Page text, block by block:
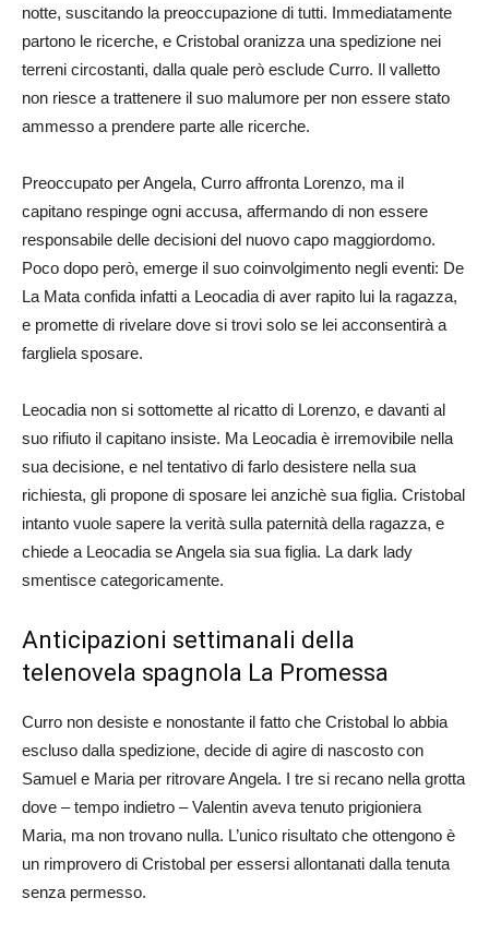
notte, suscitando la preoccupazione di tutti. Immediatamente
partono le ricerche, e Cristobal oranizza una spedizione nei
terreni circostanti, dalla quale però esclude Curro. Il valletto
non riesce a trattenere il suo malumore per non essere stato
ammesso a prendere parte alle ricerche.
Preoccupato per Angela, Curro affronta Lorenzo, ma il
capitano respinge ogni accusa, affermando di non essere
responsabile delle decisioni del nuovo capo maggiordomo.
Poco dopo però, emerge il suo coinvolgimento negli eventi: De
La Mata confida infatti a Leocadia di aver rapito lui la ragazza,
e promette di rivelare dove si trovi solo se lei acconsentirà a
fargliela sposare.
Leocadia non si sottomette al ricatto di Lorenzo, e davanti al
suo rifiuto il capitano insiste. Ma Leocadia è irremovibile nella
sua decisione, e nel tentativo di farlo desistere nella sua
richiesta, gli propone di sposare lei anzichè sua figlia. Cristobal
intanto vuole sapere la verità sulla paternità della ragazza, e
chiede a Leocadia se Angela sia sua figlia. La dark lady
smentisce categoricamente.
Anticipazioni settimanali della
telenovela spagnola La Promessa
Curro non desiste e nonostante il fatto che Cristobal lo abbia
escluso dalla spedizione, decide di agire di nascosto con
Samuel e Maria per ritrovare Angela. I tre si recano nella grotta
dove – tempo indietro – Valentin aveva tenuto prigioniera
Maria, ma non trovano nulla. L’unico risultato che ottengono è
un rimprovero di Cristobal per essersi allontanati dalla tenuta
senza permesso.